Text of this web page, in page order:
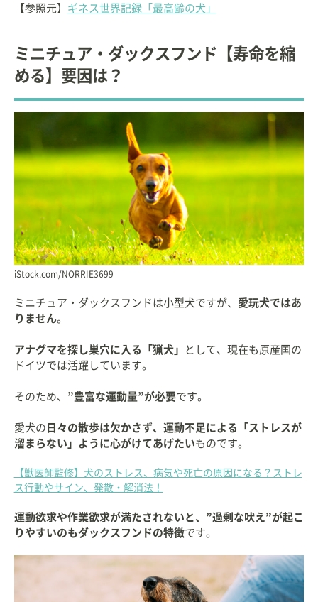
【参照元】 ギネス世界記録「最高齢の犬」
ミニチュア・ダックスフンド【寿命を縮
める】要因は？
iStock.com/NORRIE3699
ミニチュア・ダックスフンドは小型犬ですが、 愛玩犬ではあ
りません。
アナグマを探し巣穴に入る「猟犬」
として、現在も原産国の
ドイツでは活躍しています。
そのため、 ”豊富な運動量”が必要です。
愛犬の 日々の散歩は欠かさず、運動不足による「ストレスが
溜まらない」ように心がけてあげたいものです。
【獣医師監修】犬のストレス、病気や死亡の原因になる？ストレ
ス行動やサイン、発散・解消法！
運動欲求や作業欲求が満たされないと、”過剰な吠え”が起こ
りやすいのもダックスフンドの特徴です。